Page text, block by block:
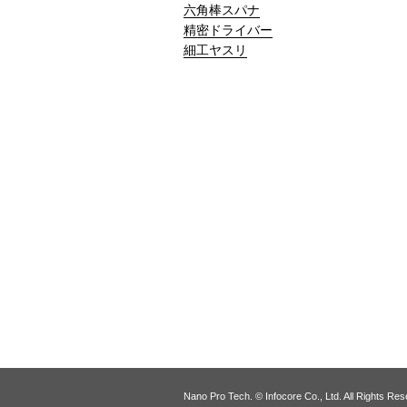
六角棒スパナ
精密ドライバー
細工ヤスリ
Nano Pro Tech. © Infocore Co., Ltd. All Rights